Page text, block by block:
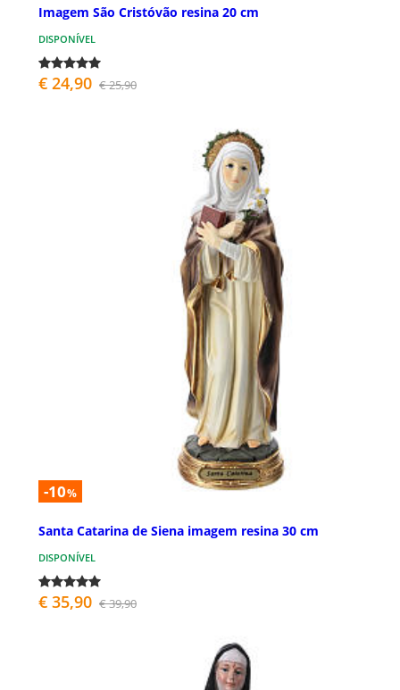
Imagem São Cristóvão resina 20 cm
DISPONÍVEL
€ 24,90 € 25,90
-10%
Santa Catarina de Siena imagem resina 30 cm
DISPONÍVEL
€ 35,90 € 39,90